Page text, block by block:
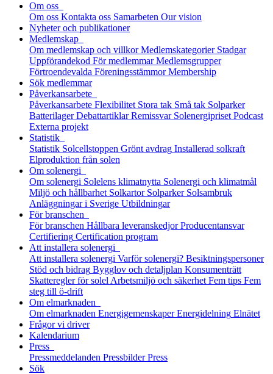
Om oss
Om oss Kontakta oss Samarbeten Our vision
Nyheter och publikationer
Medlemskap
Om medlemskap och villkor Medlemskategorier Stadgar
Uppförandekod För medlemmar Medlemsgrupper
Förtroendevalda Föreningsstämmor Membership
Sök medlemmar
Påverkansarbete
Påverkansarbete Flexibilitet Stora tak Små tak Solparker
Batterilager Debattartiklar Remissvar Solenergipriset Podcast
Externa projekt
Statistik
Statistik Solcellstoppen Grönt avdrag Installerad solkraft
Elproduktion från solen
Om solenergi
Om solenergi Solelens klimatnytta Solenergi och klimatmål
Miljö och hållbarhet Solkartor Solparker Solsambruk
Anläggningar i Sverige Utbildningar
För branschen
För branschen Hållbara leveranskedjor Producentansvar
Certifiering Certification program
Att installera solenergi
Att installera solenergi Varför solenergi? Besiktningspersoner
Stöd och bidrag Bygglov och detaljplan Konsumenträtt
Skatteregler för solel Arbetsmiljö och säkerhet Fem tips Fem
steg till ö-drift
Om elmarknaden
Om elmarknaden Energigemenskaper Energidelning Elnätet
Frågor vi driver
Kalendarium
Press
Pressmeddelanden Pressbilder Press
Sök